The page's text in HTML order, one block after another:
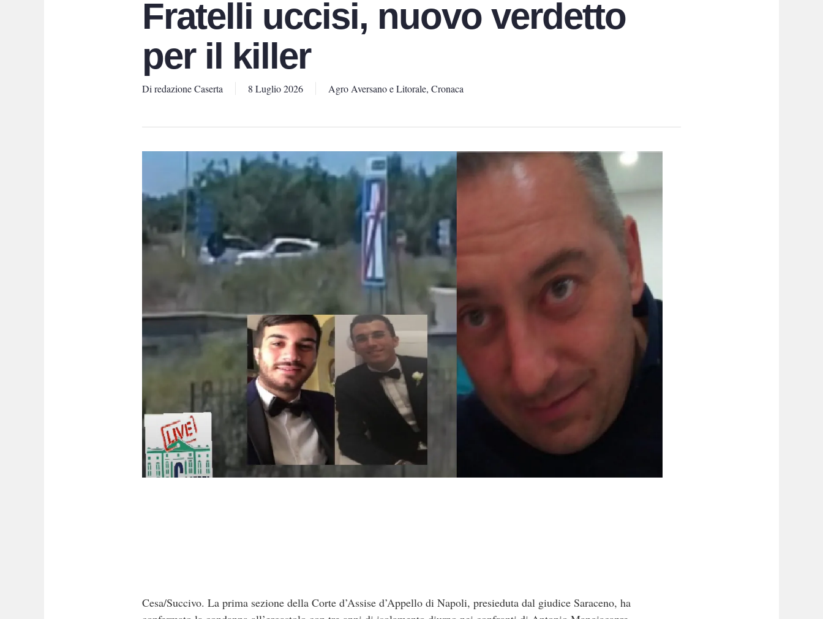
Fratelli uccisi, nuovo verdetto
per il killer
Di redazione Caserta 8 Luglio 2026 Agro Aversano e Litorale, Cronaca
Cesa/Succivo. La prima sezione della Corte d’Assise d’Appello di Napoli, presieduta dal giudice Saraceno, ha